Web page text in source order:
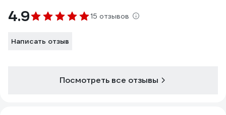
4.9 15 отзывов
Написать отзыв
Посмотреть все отзывы